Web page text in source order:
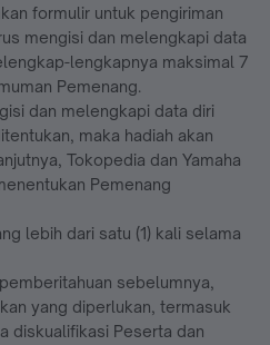
formulir untuk pengiriman
mengisi dan melengkapi data
lengkapnya maksimal 7
Pemenang.
dan melengkapi data diri
maka hadiah akan
Tokopedia dan Yamaha
Pemenang
lebih dari satu (1) kali selama
sebelumnya,
yang diperlukan, termasuk
diskualifikasi Peserta dan